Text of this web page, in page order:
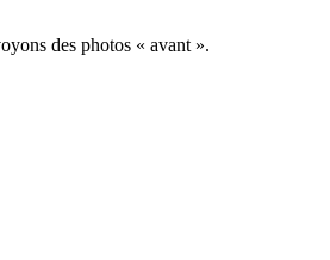
des photos « avant ».